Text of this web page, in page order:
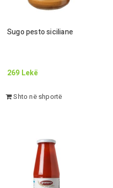
Sugo pesto siciliane
269 Lekë
Shto në shportë